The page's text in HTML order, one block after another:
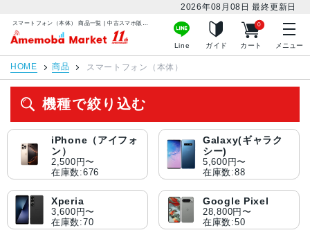
2026年08月08日 最終更新日
アメモバマーケット
Line ガイド カート
0
メニュー
HOME 商品 スマートフォン（本体）
機種で絞り込む
iPhone（アイフォ
ン）
2,500円〜
在庫数:676
Galaxy(ギャラク
シー)
5,600円〜
在庫数:88
Xperia
3,600円〜
在庫数:70
Google Pixel
28,800円〜
在庫数:50